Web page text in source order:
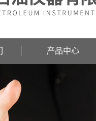
产品中心